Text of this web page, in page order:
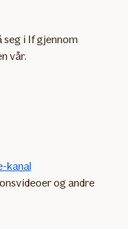
seg i If gjennom
vår.
kanal
og andre